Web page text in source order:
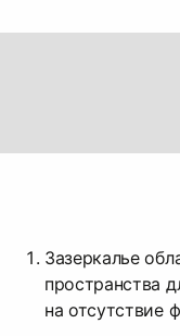
Зазеркалье
пространства
на отсутствие